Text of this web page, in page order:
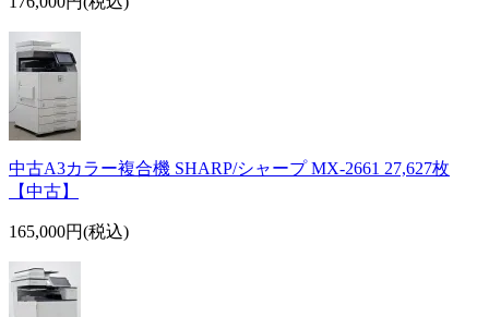
中古A3カラー複合機 SHARP/シャープ MX-2661 27,627枚
【中古】
165,000円(税込)